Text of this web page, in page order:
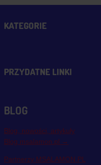
KATEGORIE
PRZYDATNE LINKI
BLOG
Blog, nowości, artykuły
Blog msalamon.pl →
Partnerzy MSALAMON.PL